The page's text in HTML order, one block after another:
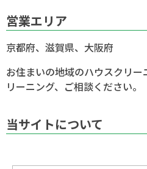
営業エリア
京都府、滋賀県、大阪府
お住まいの地域のハウスクリ
リーニング、ご相談ください。
当サイトについて